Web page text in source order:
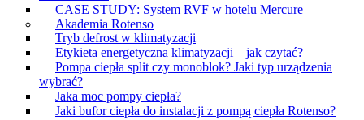
CASE STUDY: System RVF w hotelu Mercure
Akademia Rotenso
Tryb defrost w klimatyzacji
Etykieta energetyczna klimatyzacji – jak czytać?
Pompa ciepła split czy monoblok? Jaki typ urządzenia
wybrać?
Jaka moc pompy ciepła?
Jaki bufor ciepła do instalacji z pompą ciepła Rotenso?